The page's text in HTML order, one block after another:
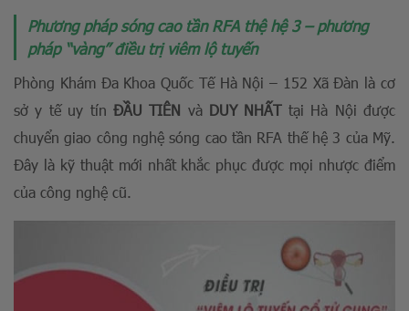
Phương pháp sóng cao tần RFA thệ hệ 3 – phương
pháp “vàng” điều trị viêm lộ tuyến
Phòng Khám Đa Khoa Quốc Tế Hà Nội – 152 Xã Đàn là cơ
sở y tế uy tín ĐẦU TIÊN vàDUY NHẤTtại Hà Nội được
chuyển giao công nghệ sóng cao tần RFA thế hệ 3 của Mỹ.
Đây là kỹ thuật mới nhất khắc phục được mọi nhược điểm
của công nghệ cũ.